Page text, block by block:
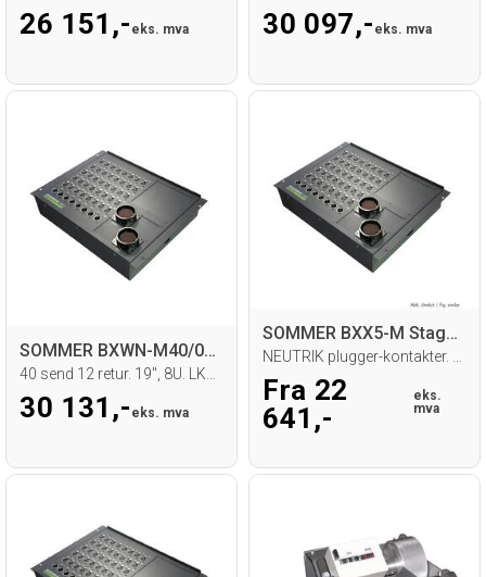
26 151,- eks. mva 30 097,- eks. mva
SOMMER BXWN-M40/08 Stageboks
30 131,- eks. mva
SOMMER BXX5-M Stageboks
Fra 22
641,-
eks.
mva